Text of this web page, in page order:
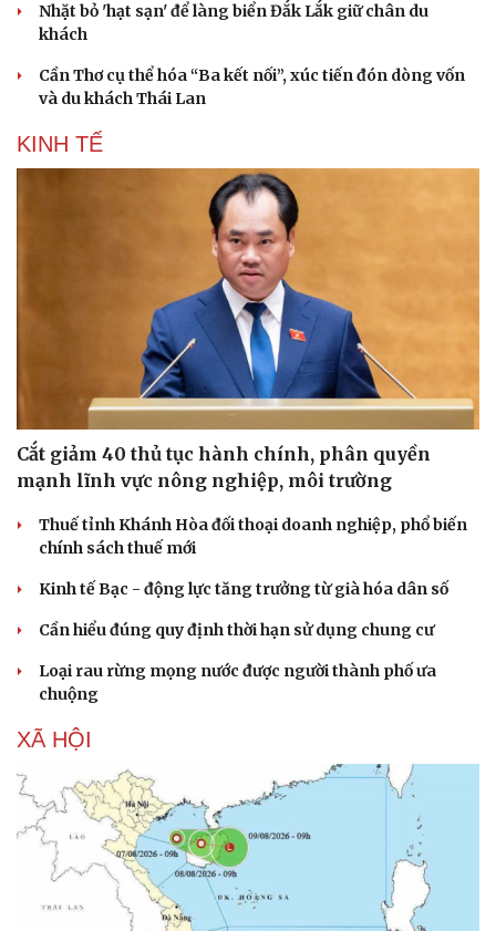
Nhặt bỏ 'hạt sạn' để làng biển Đắk Lắk giữ chân du
khách
Cần Thơ cụ thể hóa “Ba kết nối”, xúc tiến đón dòng vốn
và du khách Thái Lan
KINH TẾ
Cắt giảm 40 thủ tục hành chính, phân quyền
mạnh lĩnh vực nông nghiệp, môi trường
Thuế tỉnh Khánh Hòa đối thoại doanh nghiệp, phổ biến
chính sách thuế mới
Kinh tế Bạc - động lực tăng trưởng từ già hóa dân số
Cần hiểu đúng quy định thời hạn sử dụng chung cư
Loại rau rừng mọng nước được người thành phố ưa
chuộng
XÃ HỘI